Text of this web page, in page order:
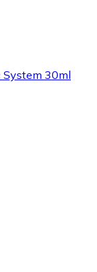
System 30ml